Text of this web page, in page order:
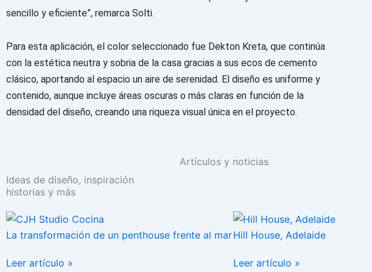
sencillo y eficiente”, remarca Solti.
Para esta aplicación, el color seleccionado fue Dekton Kreta, que continúa
con la estética neutra y sobria de la casa gracias a sus ecos de cemento
clásico, aportando al espacio un aire de serenidad. El diseño es uniforme y
contenido, aunque incluye áreas oscuras o más claras en función de la
densidad del diseño, creando una riqueza visual única en el proyecto.
Artículos y noticias
Ideas de diseño, inspiración
historias y más
La transformación de un penthouse frente al mar
Leer artículo »
Hill House, Adelaide
Leer artículo »